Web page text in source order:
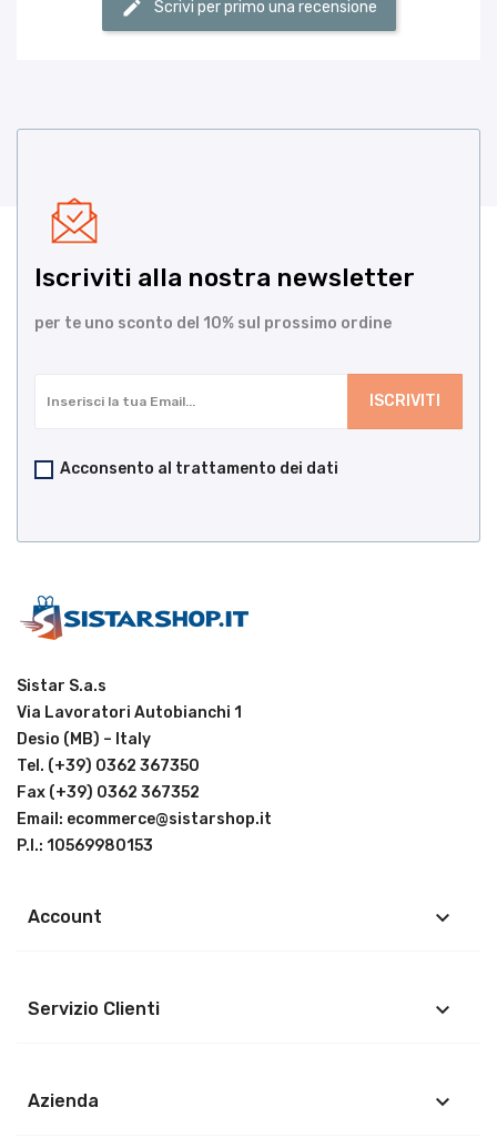
Scrivi per primo una recensione
Iscriviti alla nostra newsletter
per te uno sconto del 10% sul prossimo ordine
Acconsento al trattamento dei dati
Sistar S.a.s
Via Lavoratori Autobianchi 1
Desio (MB) – Italy
Tel. (+39) 0362 367350
Fax (+39) 0362 367352
Email: ecommerce@sistarshop.it
P.I.: 10569980153
Account keyboard_arrow_down
Servizio Clienti keyboard_arrow_down
Azienda keyboard_arrow_down